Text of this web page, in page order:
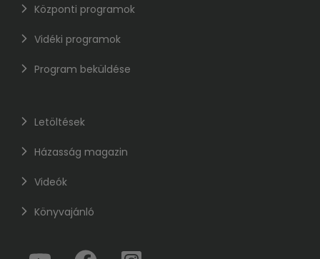
Központi programok
Vidéki programok
Program beküldése
Letöltések
Házasság magazin
Videók
Könyvajánló